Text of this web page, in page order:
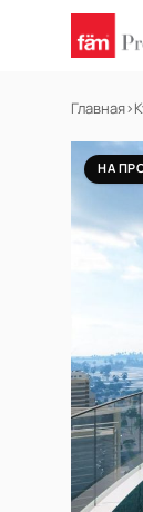
Главная›
НА